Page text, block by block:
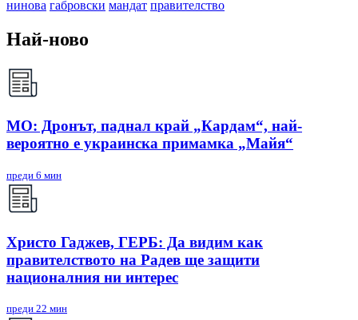
нинова габровски мандат правителство
Най-ново
МО: Дронът, паднал край „Кардам“, най-
вероятно е украинска примамка „Майя“
преди 6 мин
Христо Гаджев, ГЕРБ: Да видим как
правителството на Радев ще защити
националния ни интерес
преди 22 мин